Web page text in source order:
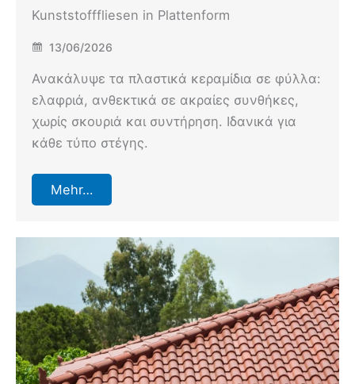
Kunststofffliesen in Plattenform
13/06/2026
Ανακάλυψε τα πλαστικά κεραμίδια σε φύλλα:
ελαφριά, ανθεκτικά σε ακραίες συνθήκες,
χωρίς σκουριά και συντήρηση. Ιδανικά για
κάθε τύπο στέγης.
Mehr…